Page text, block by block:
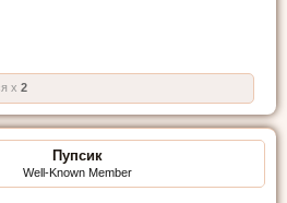
x 2
Пупсик
Well-Known Member